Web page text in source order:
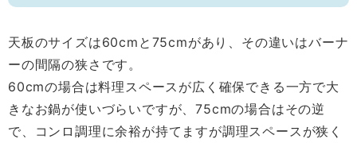
天板のサイズは60cmと75cmがあり、その違いはバーナ
ーの間隔の狭さです。
60cmの場合は料理スペースが広く確保できる一方で大
きなお鍋が使いづらいですが、75cmの場合はその逆
で、コンロ調理に余裕が持てますが調理スペースが狭く